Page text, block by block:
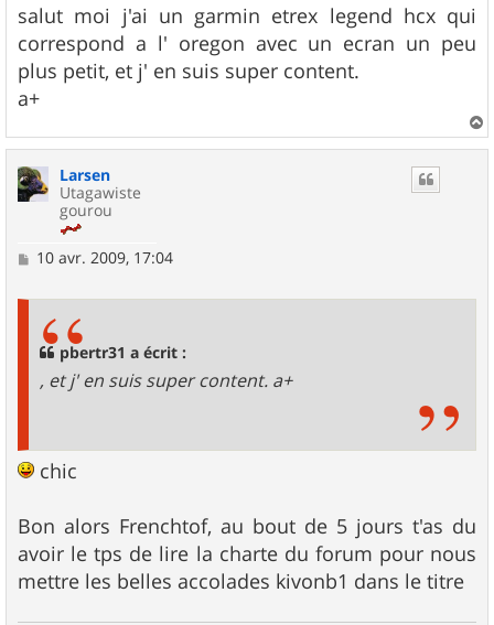
s
s
a
g
e
salut moi j'ai un garmin etrex legend hcx qui
correspond a l' oregon avec un ecran un peu
plus petit, et j' en suis super content.
a+
a
Larsen
Utagawiste
gourou
M10 avr. 2009, 17:04
pbertr31 a écrit :
, et j' en suis super content. a+
chic
Bon alors Frenchtof, au bout de 5 jours t'as du
avoir le tps de lire la charte du forum pour nous
mettre les belles accolades kivonb1 dans le titre